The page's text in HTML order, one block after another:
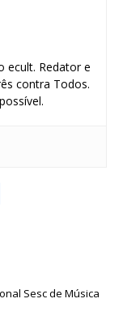
ecult. Redator e
contra Todos.
Sesc de Música